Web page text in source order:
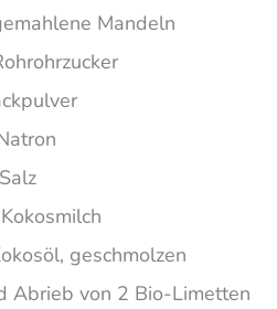
Mandeln
geschmolzen
Abrieb von 2 Bio-Limetten